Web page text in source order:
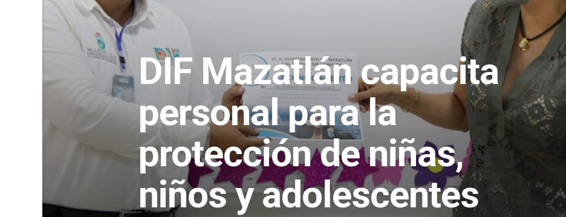
DIF Mazatlán capacita
personal para la
protección de niñas,
niños y adolescentes